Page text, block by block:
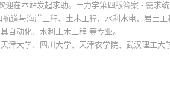
在本站发起求助。 土力学第四版答案 - 需求统
航道与海岸工程、土木工程、水利水电、岩土工
自动化、水利土木工程 等专业。
津大学、四川大学、天津农学院、武汉理工大